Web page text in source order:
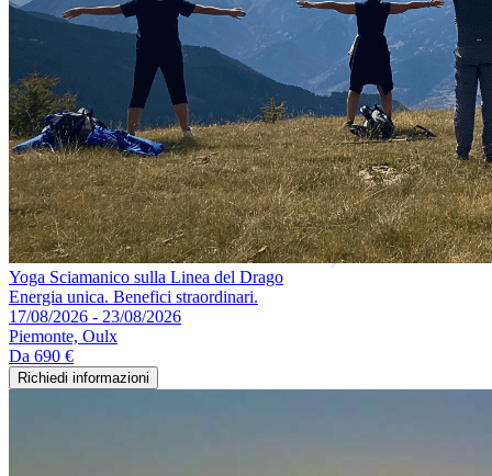
Yoga Sciamanico sulla Linea del Drago
Energia unica. Benefici straordinari.
17/08/2026 - 23/08/2026
Piemonte, Oulx
Da 690 €
Richiedi informazioni